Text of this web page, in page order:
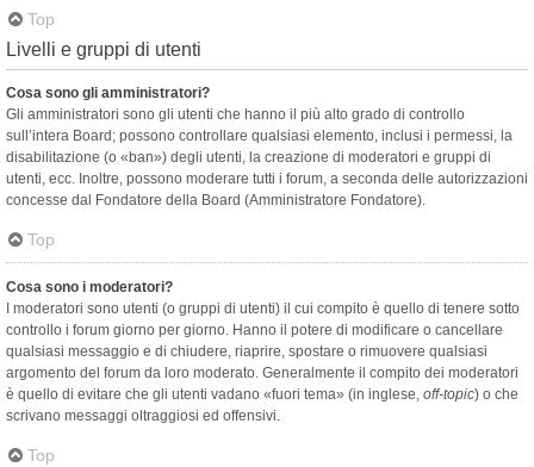
Top
Livelli e gruppi di utenti
Cosa sono gli amministratori?
Gli amministratori sono gli utenti che hanno il più alto grado di controllo
sull’intera Board; possono controllare qualsiasi elemento, inclusi i permessi, la
disabilitazione (o «ban») degli utenti, la creazione di moderatori e gruppi di
utenti, ecc. Inoltre, possono moderare tutti i forum, a seconda delle autorizzazioni
concesse dal Fondatore della Board (Amministratore Fondatore).
Top
Cosa sono i moderatori?
I moderatori sono utenti (o gruppi di utenti) il cui compito è quello di tenere sotto
controllo i forum giorno per giorno. Hanno il potere di modificare o cancellare
qualsiasi messaggio e di chiudere, riaprire, spostare o rimuovere qualsiasi
argomento del forum da loro moderato. Generalmente il compito dei moderatori
è quello di evitare che gli utenti vadano «fuori tema» (in inglese, off-topic) o che
scrivano messaggi oltraggiosi ed offensivi.
Top